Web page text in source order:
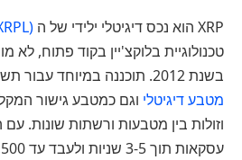
XRP הוא נכס דיגיטלי ילידי של ה
טכנולוגיית בלוקצ'יין בקוד פתוח,
בשנת 2012. תוכננה במיוחד עבור תשלומים, XRP פועל גם כ
מטבע דיגיטלי וגם כמטבע גישור
וזולות בין מטבעות ורשתות שונות.